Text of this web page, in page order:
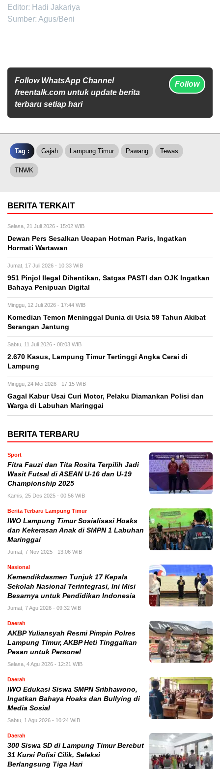
Editor: Hadi Jakariya
Sumber: Agus/Beni
Follow WhatsApp Channel
freentalk.com untuk update berita
terbaru setiap hari
Follow
Tag : Gajah Lampung Timur Pawang Tewas
TNWK
BERITA TERKAIT
Selasa, 21 Juli 2026 - 15:02 WIB
Dewan Pers Sesalkan Ucapan Hotman Paris, Ingatkan
Hormati Wartawan
Jumat, 17 Juli 2026 - 10:33 WIB
951 Pinjol Ilegal Dihentikan, Satgas PASTI dan OJK Ingatkan
Bahaya Penipuan Digital
Minggu, 12 Juli 2026 - 17:44 WIB
Komedian Temon Meninggal Dunia di Usia 59 Tahun Akibat
Serangan Jantung
Sabtu, 11 Juli 2026 - 08:03 WIB
2.670 Kasus, Lampung Timur Tertinggi Angka Cerai di
Lampung
Minggu, 24 Mei 2026 - 17:15 WIB
Gagal Kabur Usai Curi Motor, Pelaku Diamankan Polisi dan
Warga di Labuhan Maringgai
BERITA TERBARU
Sport
Fitra Fauzi dan Tita Rosita Terpilih Jadi
Wasit Futsal di ASEAN U-16 dan U-19
Championship 2025
Kamis, 25 Des 2025 - 00:56 WIB
Berita Terbaru Lampung Timur
IWO Lampung Timur Sosialisasi Hoaks
dan Kekerasan Anak di SMPN 1 Labuhan
Maringgai
Jumat, 7 Nov 2025 - 13:06 WIB
Nasional
Kemendikdasmen Tunjuk 17 Kepala
Sekolah Nasional Terintegrasi, Ini Misi
Besarnya untuk Pendidikan Indonesia
Jumat, 7 Agu 2026 - 09:32 WIB
Daerah
AKBP Yuliansyah Resmi Pimpin Polres
Lampung Timur, AKBP Heti Tinggalkan
Pesan untuk Personel
Selasa, 4 Agu 2026 - 12:21 WIB
Daerah
IWO Edukasi Siswa SMPN Sribhawono,
Ingatkan Bahaya Hoaks dan Bullying di
Media Sosial
Sabtu, 1 Agu 2026 - 10:24 WIB
Daerah
300 Siswa SD di Lampung Timur Berebut
31 Kursi Polisi Cilik, Seleksi
Berlangsung Tiga Hari